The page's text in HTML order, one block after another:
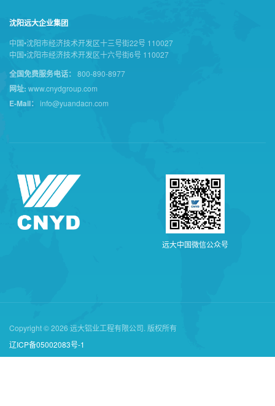
沈阳远大企业集团
中国•沈阳市经济技术开发区十三号街22号 110027
中国•沈阳市经济技术开发区十六号街6号 110027
全国免费服务电话： 800-890-8977
网址: www.cnydgroup.com
E-Mail： info@yuandacn.com
远大中 国微信公众号
Copyright © 2026 远大铝业工程有限公司. 版权所有
辽ICP备05002083号-1